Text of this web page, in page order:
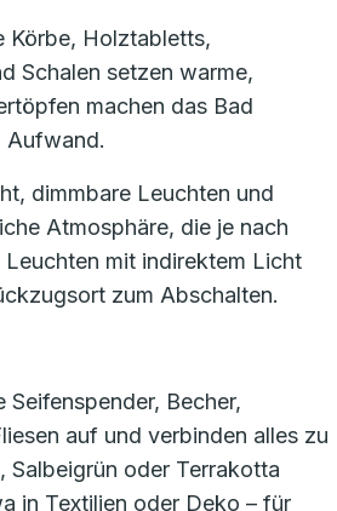
Körbe, Holztabletts,
Schalen setzen warme,
machen das Bad
Aufwand.
dimmbare Leuchten und
Atmosphäre, die je nach
mit indirektem Licht
zum Abschalten.
Becher,
auf und verbinden alles zu
Salbeigrün oder Terrakotta
in Textilien oder Deko – für